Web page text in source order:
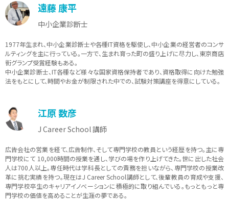
遠藤 康平
中小企業診断士
1977年生まれ、中小企業診断士や各種IT資格を駆使し、中小企業の経営者のコンサ
ルティングを主に行っている。一方で、生まれ育った町の盛り上げに尽力し、東京商店
街グランプ受賞経験もある。
中小企業診断士、IT各種など様々な国家資格保持者であり、資格取得に向けた勉強
法をもとにして、時間やお金が制限された中での、試験対策講座を得意にしている。
江原 数彦
J Career School 講師
広告会社の営業を経て、広告制作、そして専門学校の教員という経歴を持つ。主に専
門学校にて 10,000時間の授業を通し、学びの場を作り上げてきた。世に出した社会
人は700人以上。専任時代は学科長としての責務を担いながら、専門学校の授業改
革に挑む実績を持つ。現在はJ Career School講師として、後輩教員の育成や支援、
専門学校卒生のキャリアイノベーションに積極的に取り組んでいる。もっともっと専
門学校の価値を高めることが生涯の夢である。